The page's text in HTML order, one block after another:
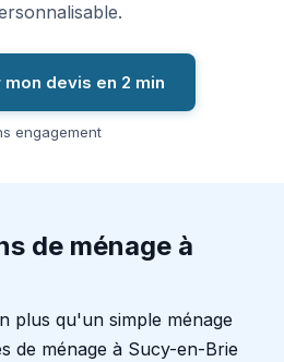
mon devis en 2 min
engagement
de ménage à
plus qu'un simple ménage
de ménage à Sucy-en-Brie